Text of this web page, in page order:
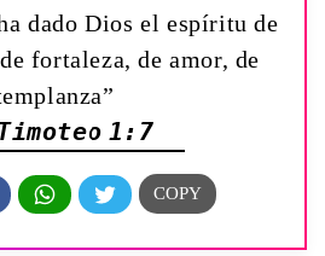
dado Dios el espíritu de
fortaleza, de amor, de
1:7